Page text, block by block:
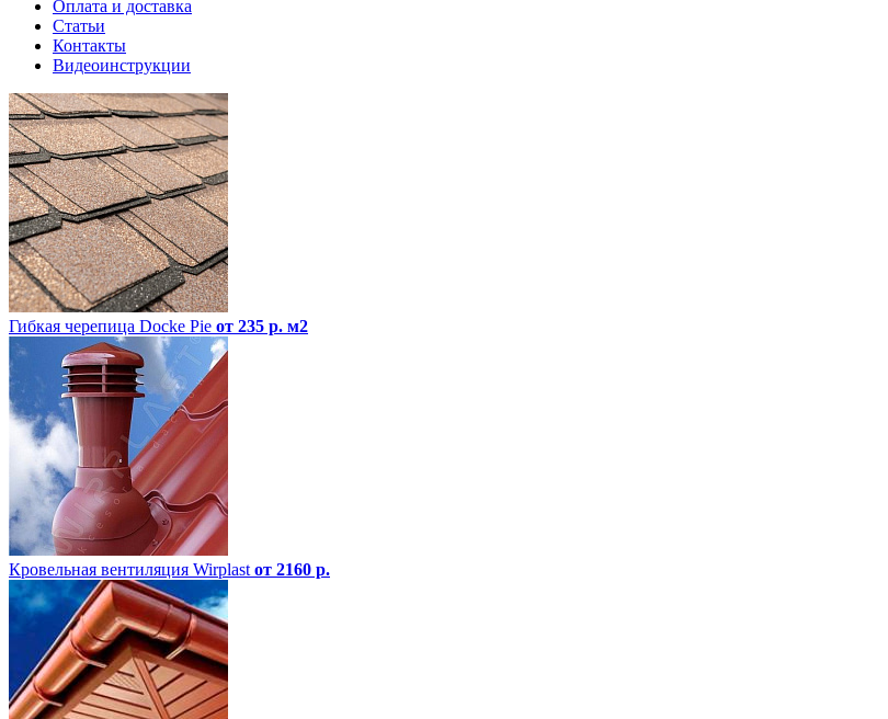
Оплата и доставка
Статьи
Контакты
Видеоинструкции
Гибкая черепица Docke Pie от 235 р. м2
Кровельная вентиляция Wirplast от 2160 р.